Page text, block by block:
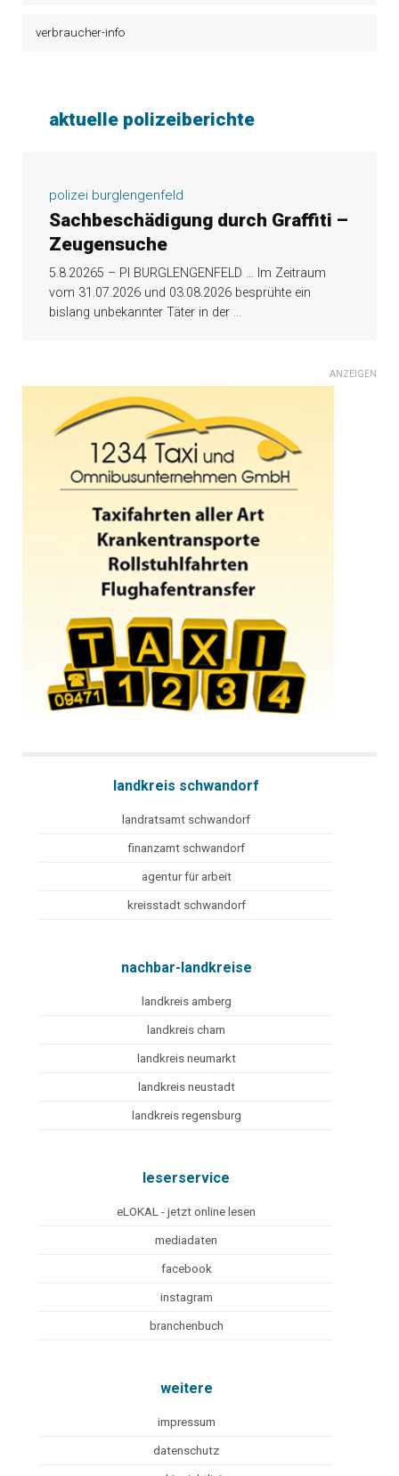
verbraucher-info
aktuelle polizeiberichte
polizei burglengenfeld
Sachbeschädigung durch Graffiti –
Zeugensuche
5.8.20265 – PI BURGLENGENFELD … Im Zeitraum
vom 31.07.2026 und 03.08.2026 besprühte ein
bislang unbekannter Täter in der ...
ANZEIGEN
landkreis schwandorf
landratsamt schwandorf
finanzamt schwandorf
agentur für arbeit
kreisstadt schwandorf
nachbar-landkreise
landkreis amberg
landkreis cham
landkreis neumarkt
landkreis neustadt
landkreis regensburg
leserservice
eLOKAL - jetzt online lesen
mediadaten
facebook
instagram
branchenbuch
weitere
impressum
datenschutz